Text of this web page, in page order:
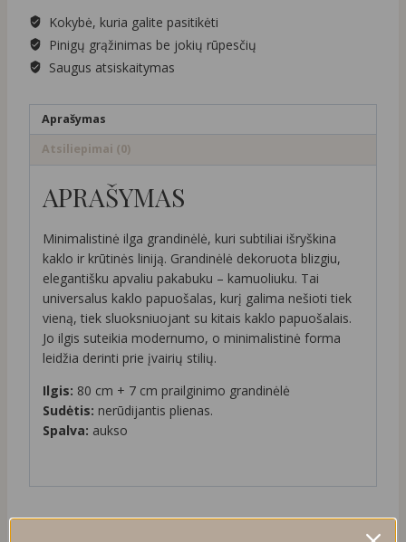
Kokybė, kuria galite pasitikėti
Pinigų grąžinimas be jokių rūpesčių
Saugus atsiskaitymas
Aprašymas
Atsiliepimai (0)
APRAŠYMAS
Minimalistinė ilga grandinėlė, kuri subtiliai išryškina
kaklo ir krūtinės liniją. Grandinėlė dekoruota blizgiu,
elegantišku apvaliu pakabuku – kamuoliuku. Tai
universalus kaklo papuošalas, kurį galima nešioti tiek
vieną, tiek sluoksniuojant su kitais kaklo papuošalais.
Jo ilgis suteikia modernumo, o minimalistinė forma
leidžia derinti prie įvairių stilių.
Ilgis: 80 cm + 7 cm prailginimo grandinėlė
Sudėtis: nerūdijantis plienas.
Spalva: aukso
PANAŠŪS PRODUKTAI